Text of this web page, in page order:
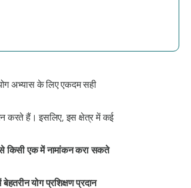
अभ्यास के लिए एकदम सही
करते हैं। इसलिए, इस क्षेत्र में कई
से किसी एक में नामांकन करा सकते
बेहतरीन योग प्रशिक्षण प्रदान